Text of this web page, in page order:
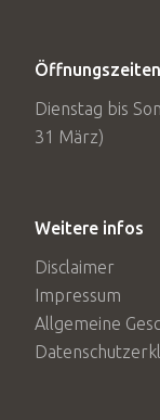
Öffnungszeiten
Dienstag bis
31 März)
Weitere infos
Disclaimer
Impressum
Allgemeine